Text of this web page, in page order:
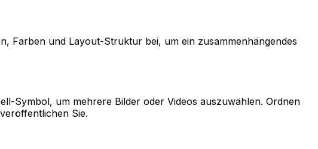
Farben und Layout-Struktur bei, um ein zusammenhängendes
Symbol, um mehrere Bilder oder Videos auszuwählen. Ordnen
Sie.